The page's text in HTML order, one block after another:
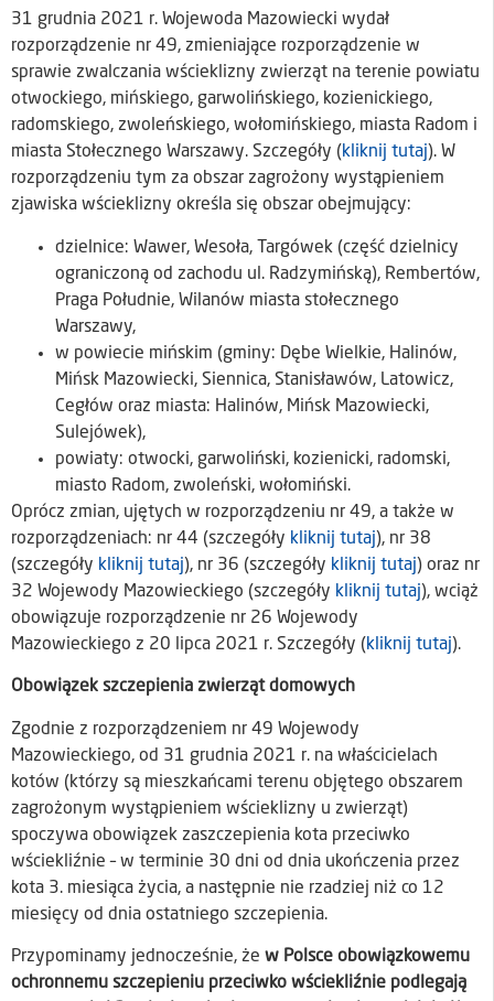
31 grudnia 2021 r. Wojewoda Mazowiecki wydał
rozporządzenie nr 49, zmieniające rozporządzenie w
sprawie zwalczania wścieklizny zwierząt na terenie powiatu
otwockiego, mińskiego, garwolińskiego, kozienickiego,
radomskiego, zwoleńskiego, wołomińskiego, miasta Radom i
miasta Stołecznego Warszawy. Szczegóły (kliknij tutaj). W
rozporządzeniu tym za obszar zagrożony wystąpieniem
zjawiska wścieklizny określa się obszar obejmujący:
dzielnice: Wawer, Wesoła, Targówek (część dzielnicy
ograniczoną od zachodu ul. Radzymińską), Rembertów,
Praga Południe, Wilanów miasta stołecznego
Warszawy,
w powiecie mińskim (gminy: Dębe Wielkie, Halinów,
Mińsk Mazowiecki, Siennica, Stanisławów, Latowicz,
Cegłów oraz miasta: Halinów, Mińsk Mazowiecki,
Sulejówek),
powiaty: otwocki, garwoliński, kozienicki, radomski,
miasto Radom, zwoleński, wołomiński.
Oprócz zmian, ujętych w rozporządzeniu nr 49, a także w
rozporządzeniach: nr 44 (szczegóły kliknij tutaj), nr 38
(szczegóły kliknij tutaj), nr 36 (szczegóły kliknij tutaj) oraz nr
32 Wojewody Mazowieckiego (szczegóły kliknij tutaj), wciąż
obowiązuje rozporządzenie nr 26 Wojewody
Mazowieckiego z 20 lipca 2021 r. Szczegóły (kliknij tutaj).
Obowiązek szczepienia zwierząt domowych
Zgodnie z rozporządzeniem nr 49 Wojewody
Mazowieckiego, od 31 grudnia 2021 r. na właścicielach
kotów (którzy są mieszkańcami terenu objętego obszarem
zagrożonym wystąpieniem wścieklizny u zwierząt)
spoczywa obowiązek zaszczepienia kota przeciwko
wściekliźnie – w terminie 30 dni od dnia ukończenia przez
kota 3. miesiąca życia, a następnie nie rzadziej niż co 12
miesięcy od dnia ostatniego szczepienia.
Przypominamy jednocześnie, że w Polsce obowiązkowemu
ochronnemu szczepieniu przeciwko wściekliźnie podlegają